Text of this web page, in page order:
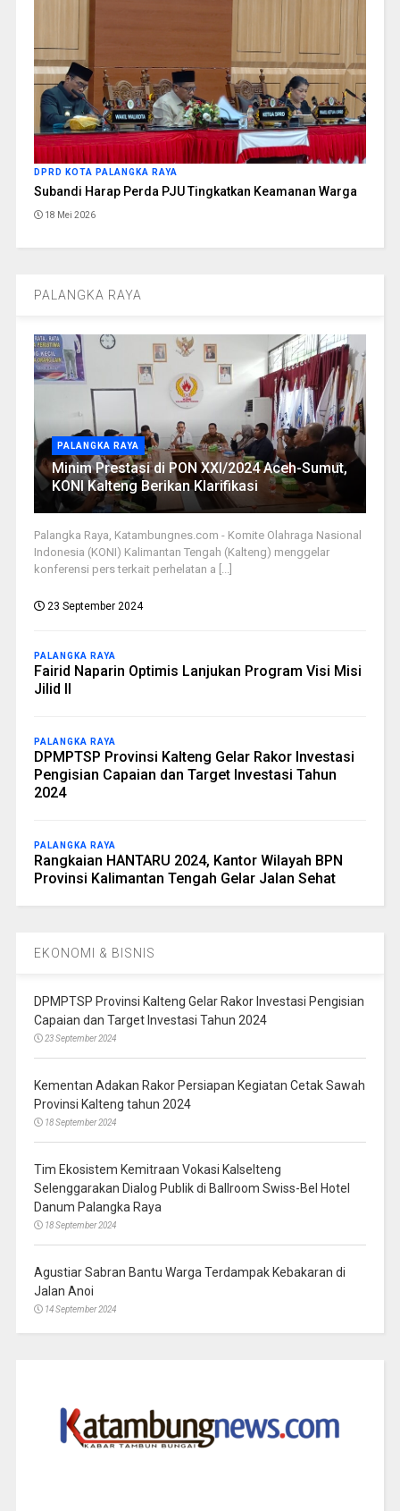
DPRD KOTA PALANGKA RAYA
Subandi Harap Perda PJU Tingkatkan Keamanan Warga
18 Mei 2026
PALANGKA RAYA
PALANGKA RAYA
Minim Prestasi di PON XXI/2024 Aceh-Sumut,
KONI Kalteng Berikan Klarifikasi
Palangka Raya, Katambungnes.com - Komite Olahraga Nasional
Indonesia (KONI) Kalimantan Tengah (Kalteng) menggelar
konferensi pers terkait perhelatan a [...]
23 September 2024
PALANGKA RAYA
Fairid Naparin Optimis Lanjukan Program Visi Misi
Jilid II
PALANGKA RAYA
DPMPTSP Provinsi Kalteng Gelar Rakor Investasi
Pengisian Capaian dan Target Investasi Tahun
2024
PALANGKA RAYA
Rangkaian HANTARU 2024, Kantor Wilayah BPN
Provinsi Kalimantan Tengah Gelar Jalan Sehat
EKONOMI & BISNIS
DPMPTSP Provinsi Kalteng Gelar Rakor Investasi Pengisian
Capaian dan Target Investasi Tahun 2024
23 September 2024
Kementan Adakan Rakor Persiapan Kegiatan Cetak Sawah
Provinsi Kalteng tahun 2024
18 September 2024
Tim Ekosistem Kemitraan Vokasi Kalselteng
Selenggarakan Dialog Publik di Ballroom Swiss-Bel Hotel
Danum Palangka Raya
18 September 2024
Agustiar Sabran Bantu Warga Terdampak Kebakaran di
Jalan Anoi
14 September 2024